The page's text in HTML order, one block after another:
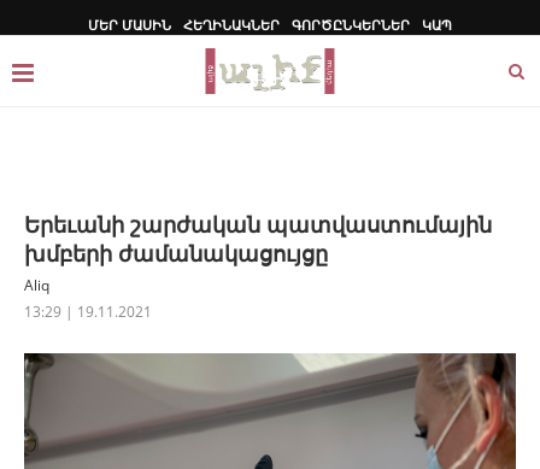
ՄԵՐ ՄԱՍԻՆ ՀԵՂԻՆԱԿՆԵՐ ԳՈՐԾԸՆԿԵՐՆԵՐ ԿԱՊ
Երեւանի շարժական պատվաստումային
խմբերի ժամանակացույցը
Aliq
13:29 | 19.11.2021